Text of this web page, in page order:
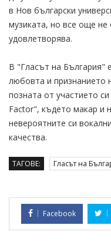
в Нов български
музиката, но все още не
удовлетворява.
В "Гласът на България"
любовта и признанието
позната от участието
Factor", където макар и
невероятните си
качества.
ТАГОВЕ: Гласът на
Facebook